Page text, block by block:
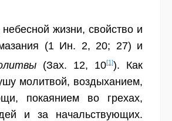
жизни, свойство и
(1 Ин. 2, 20; 27) и
(Зах. 12, 10[1]). Как
молитвой, воздыханием,
покаянием во грехах,
и за начальствующих.